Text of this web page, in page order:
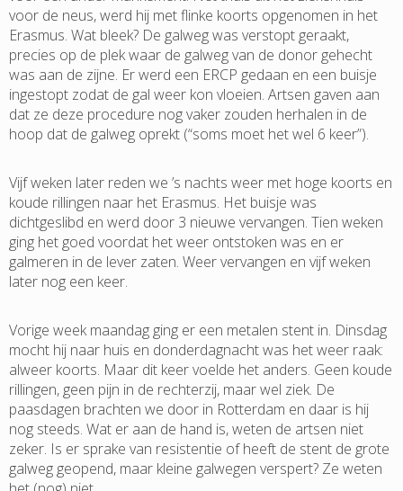
voor de neus, werd hij met flinke koorts opgenomen in het
Erasmus. Wat bleek? De galweg was verstopt geraakt,
precies op de plek waar de galweg van de donor gehecht
was aan de zijne. Er werd een ERCP gedaan en een buisje
ingestopt zodat de gal weer kon vloeien. Artsen gaven aan
dat ze deze procedure nog vaker zouden herhalen in de
hoop dat de galweg oprekt (“soms moet het wel 6 keer”).
Vijf weken later reden we ’s nachts weer met hoge koorts en
koude rillingen naar het Erasmus. Het buisje was
dichtgeslibd en werd door 3 nieuwe vervangen. Tien weken
ging het goed voordat het weer ontstoken was en er
galmeren in de lever zaten. Weer vervangen en vijf weken
later nog een keer.
Vorige week maandag ging er een metalen stent in. Dinsdag
mocht hij naar huis en donderdagnacht was het weer raak:
alweer koorts. Maar dit keer voelde het anders. Geen koude
rillingen, geen pijn in de rechterzij, maar wel ziek. De
paasdagen brachten we door in Rotterdam en daar is hij
nog steeds. Wat er aan de hand is, weten de artsen niet
zeker. Is er sprake van resistentie of heeft de stent de grote
galweg geopend, maar kleine galwegen verspert? Ze weten